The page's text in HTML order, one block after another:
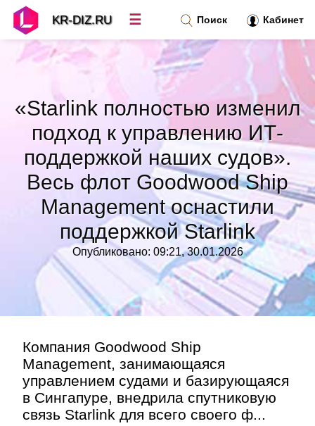
«Starlink полностью изменил
подход к управлению ИТ-
поддержкой наших судов».
Весь флот Goodwood Ship
Management оснастили
поддержкой Starlink
Опубликовано: 09:21, 30.01.2026
Компания Goodwood Ship
Management, занимающаяся
управлением судами и базирующаяся
в Сингапуре, внедрила спутниковую
связь Starlink для всего своего ф...
Поиск Кабинет
KR-DIZ.RU ☰
Новости
Топ новостей»
Рубрики »
Правила
»